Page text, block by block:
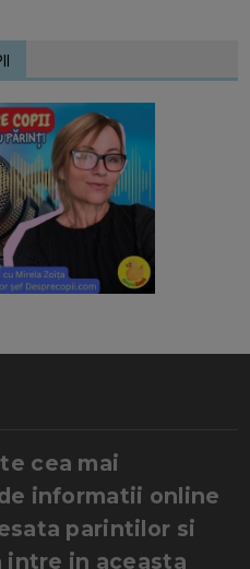
cea mai
informatii online
parintilor si
intre in aceasta